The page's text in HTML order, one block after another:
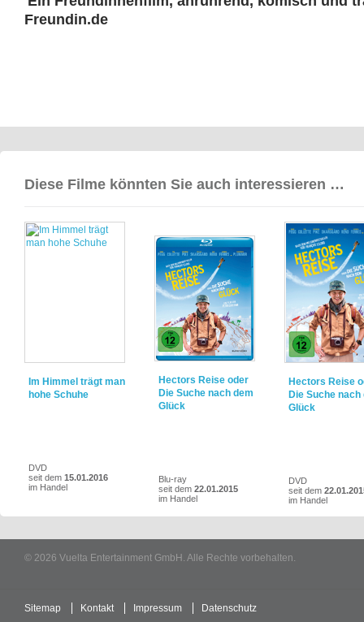
Freundin.de
Diese Filme könnten Sie auch interessieren …
Im Himmel trägt man
hohe Schuhe
DVD
seit dem 15.01.2016
im Handel
Hectors Reise oder
Die Suche nach dem
Glück
Blu-ray
seit dem 22.01.2015
im Handel
Hectors Reise
Die Suche nach
Glück
DVD
seit dem
im Handel
© 2026 Vuelta Entertainment GmbH. Alle Rechte vorbehalten.
Sitemap Kontakt Impressum Datenschutz